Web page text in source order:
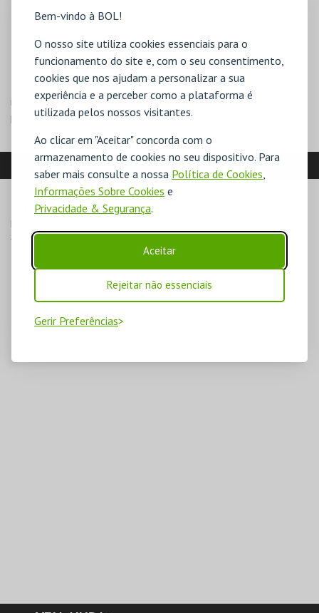
Bem-vindo à BOL!
O nosso site utiliza cookies essenciais para o
funcionamento do site e, com o seu consentimento,
cookies que nos ajudam a personalizar a sua
experiência e a perceber como a plataforma é
utilizada pelos nossos visitantes.
Ao clicar em "Aceitar" concorda com o
armazenamento de cookies no seu dispositivo. Para
saber mais consulte a nossa Política de Cookies,
Informações Sobre Cookies e
Privacidade & Segurança.
Aceitar
Rejeitar não essenciais
Gerir Preferências
Bilhete Diário - 55€
Passe Geral 4 Dias - 130€
Passe Geral 5 Dias - 160€
Entrada gratuita para crianças até 6 anos (inclusive) à data de
início do festival (18 de Agosto 2025). A partir dos 7 anos
pagam bilhete inteiro.
LOCALIZAÇÃO
MORADA
ESTRADA DA PONTE
4910-000 Caminha